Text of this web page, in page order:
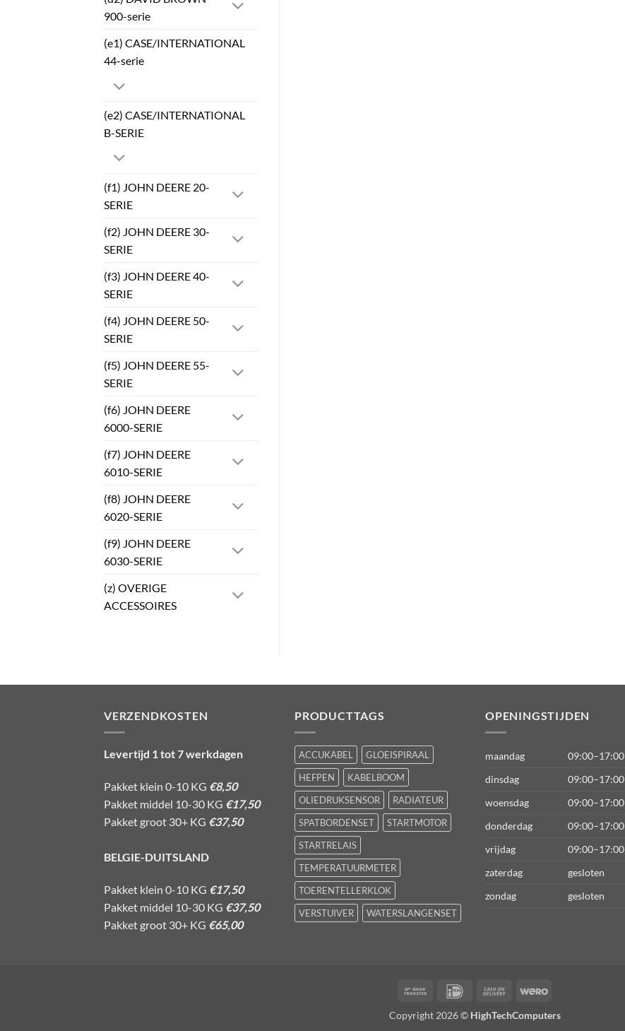
900-serie
(e1) CASE/INTERNATIONAL
44-serie
(e2) CASE/INTERNATIONAL
B-SERIE
(f1) JOHN DEERE 20-
SERIE
(f2) JOHN DEERE 30-
SERIE
(f3) JOHN DEERE 40-
SERIE
(f4) JOHN DEERE 50-
SERIE
(f5) JOHN DEERE 55-
SERIE
(f6) JOHN DEERE
6000-SERIE
(f7) JOHN DEERE
6010-SERIE
(f8) JOHN DEERE
6020-SERIE
(f9) JOHN DEERE
6030-SERIE
(z) OVERIGE
ACCESSOIRES
VERZENDKOSTEN
Levertijd 1 tot 7 werkdagen
Pakket klein 0-10 KG €8,50
Pakket middel 10-30 KG €17,50
Pakket groot 30+ KG €37,50
BELGIE-DUITSLAND
Pakket klein 0-10 KG €17,50
Pakket middel 10-30 KG €37,50
Pakket groot 30+ KG €65,00
PRODUCTTAGS
ACCUKABEL
GLOEISPIRAAL
HEFPEN
KABELBOOM
OLIEDRUKSENSOR
RADIATEUR
SPATBORDENSET
STARTMOTOR
STARTRELAIS
TEMPERATUURMETER
TOERENTELLERKLOK
VERSTUIVER
WATERSLANGENSET
OPENINGSTIJDEN
maandag
09:00–17:00
dinsdag
09:00–17:00
woensdag
09:00–17:00
donderdag
09:00–17:00
vrijdag
09:00–17:00
zaterdag
gesloten
zondag
gesloten
Bank
IDeal
Cash
Delivery
Wero
Copyright 2026 © HighTechComputers